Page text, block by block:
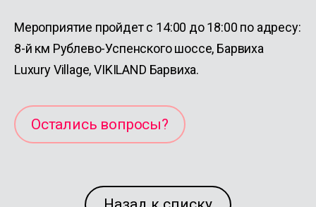
Мероприятие пройдет с 14:00 до 18:00 по адресу:
8-й км Рублево-Успенского шоссе, Барвиха
Luxury Village, VIKILAND Барвиха.
Остались вопросы?